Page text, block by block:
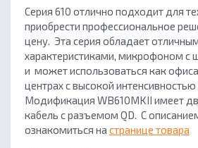
Серия 610 отлично подходит для
приобрести профессиональное
цену. Эта серия обладает
характеристиками, микрофоном с
и может использоваться как
центрах с высокой интенсивноcтью
Модификация WB610MKII имеет
кабель с разъемом QD. С
ознакомиться на странице товара